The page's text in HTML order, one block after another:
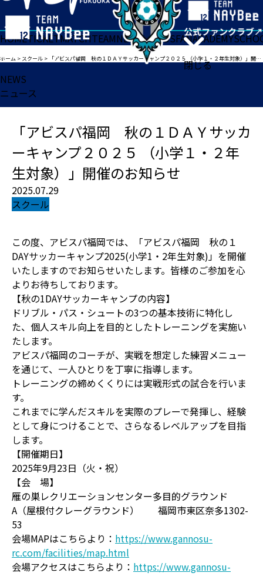
閉じる
HOMETICKETMATCHTEAMNEWSGOODSFANACADEMY
ホーム > スクール > 「アビスパ福岡 秋の１ＤＡＹサッカーキャンプ２０２５ （小学１・２年生対象）」開催のお知らせ
NEWS
ニュース
「アビスパ福岡 秋の１ＤＡＹサッカ
ーキャンプ２０２５ （小学１・２年
生対象）」開催のお知らせ
2025.07.29
スクール
この度、アビスパ福岡では、「アビスパ福岡 秋の１
DAYサッカーキャンプ2025(小学1・2年生対象)」を開催
いたしますのでお知らせいたします。皆様のご参加を心
よりお待ちしております。
【秋の1DAYサッカーキャンプの内容】
ドリブル・パス・シュートの3つの基本技術に特化し
た、個人スキル向上を目的としたトレーニングを実施い
たします。
アビスパ福岡のコーチが、実戦を想定した練習メニュー
を通じて、一人ひとりを丁寧に指導します。
トレーニングの締めくくりには実戦形式の試合を行いま
す。
これまでに学んだスキルを実際のプレーで発揮し、経験
として身につけることで、さらなるレベルアップを目指
します。
【開催期日】
2025年9月23日（火・祝）
【会 場】
雁の巣レクリエーションセンター多目的グラウンド
A（屋根付クレーグラウンド） 福岡市東区奈多1302-
53
会場MAPはこちらより： https://www.gannosu-
rc.com/facilities/map.html
会場アクセスはこちらより： https://www.gannosu-